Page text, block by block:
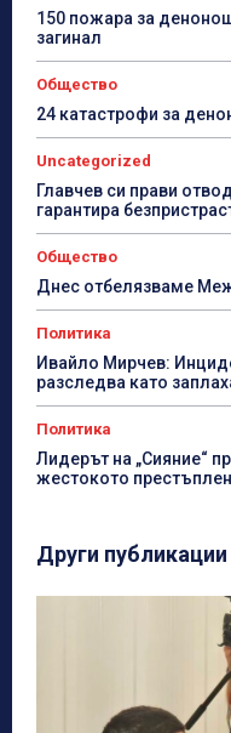
150 пожара за
загинал
Общество
24 катастрофи за
Uncategorized
Главчев си прави
гарантира
Общество
Днес отбелязваме
Политика
Ивайло Мирчев:
разследва като
Политика
Лидерът на „Сияние“
жестокото
Други публикации